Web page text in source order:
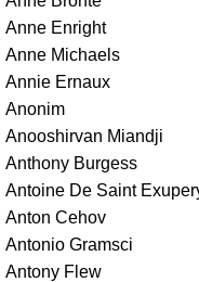
Anne Enright
Anne Michaels
Annie Ernaux
Anonim
Anooshirvan Miandji
Anthony Burgess
Antoine De Saint
Anton Cehov
Antonio Gramsci
Antony Flew